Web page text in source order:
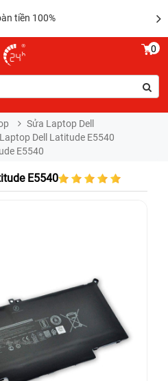
tiền 100%
0
Sửa Laptop Dell
Dell Latitude E5540
E5540
E5540